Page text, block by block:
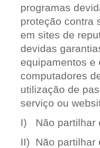
programas
proteção contra
em sites de
devidas
equipamentos e
computadores
utilização de
serviço ou
I) Não partilhar
II) Não partilhar